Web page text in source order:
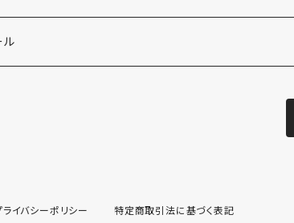
・表現集
語・表現集
ル
ライバシーポリシー 特定商取引法に基づく表記